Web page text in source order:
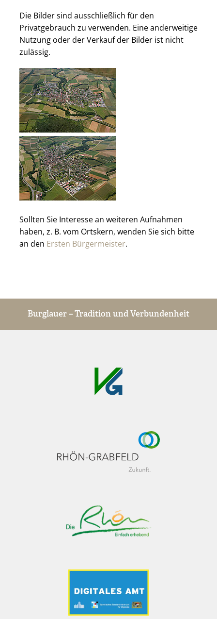
Die Bilder sind ausschließlich für den
Privatgebrauch zu verwenden. Eine anderweitige
Nutzung oder der Verkauf der Bilder ist nicht
zulässig.
Sollten Sie Interesse an weiteren Aufnahmen
haben, z. B. vom Ortskern, wenden Sie sich bitte
an den Ersten Bürgermeister.
Burglauer – Tradition und Verbundenheit